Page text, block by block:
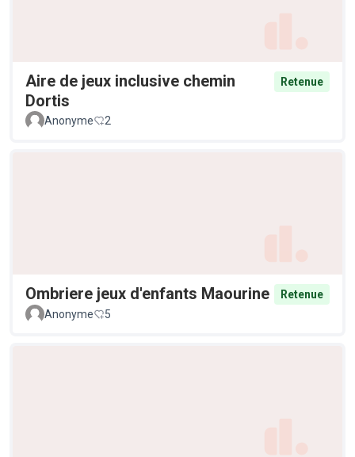
Aire de jeux inclusive chemin
Dortis
Retenue
Anonyme 2
Ombriere jeux d'enfants Maourine
Retenue
Anonyme
5